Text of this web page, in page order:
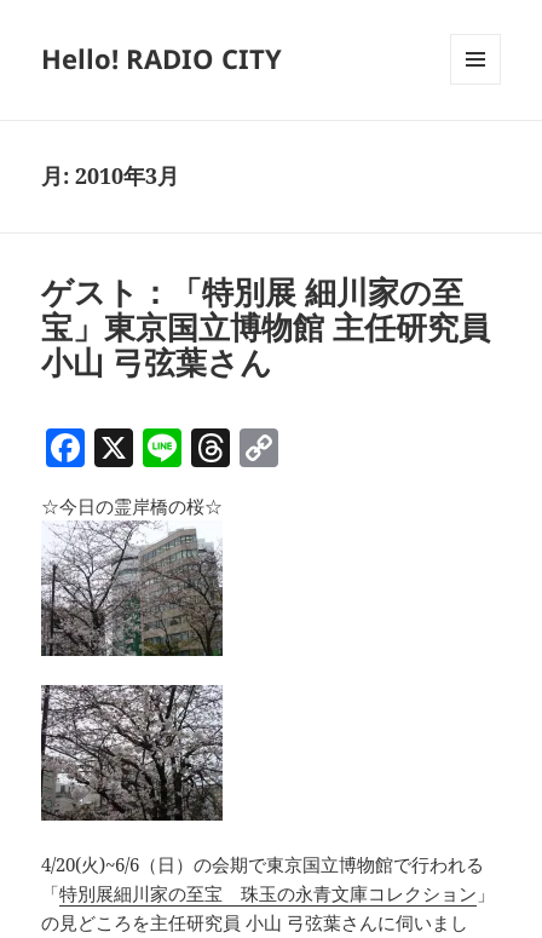
Hello! RADIO CITY
月:2010年3月
ゲスト：「特別展 細川家の至
宝」東京国立博物館 主任研究員
小山 弓弦葉さん
F
a
c
e
b
o
o
k
X Li
n
e
T
☆今日の霊岸橋の桜☆
4/20(火)~6/6（日）の会期で東京国立博物館で行われる
「特別展細川家の至宝 珠玉の永青文庫コレクション 」
の見どころを主任研究員 小山 弓弦葉さんに伺いまし